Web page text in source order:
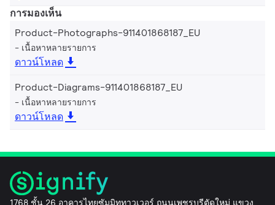
การมองเห็น
Product-Photographs-911401868187_EU
เนื้อหาหลายรายการ
ดาวน์โหลด
Product-Diagrams-911401868187_EU
เนื้อหาหลายรายการ
ดาวน์โหลด
1768 ชั้น 26 อาคารไทยซัมมิททาวเวอร์ ถนนเพชรบุรีตัดใหม่ แขวง